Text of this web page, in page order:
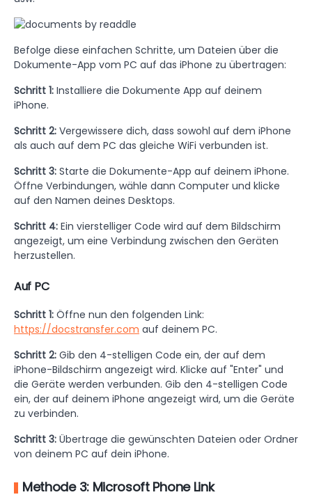
Befolge diese einfachen Schritte, um Dateien über die
Dokumente-App vom PC auf das iPhone zu übertragen:
Schritt 1: Installiere die Dokumente App auf deinem
iPhone.
Schritt 2: Vergewissere dich, dass sowohl auf dem iPhone
als auch auf dem PC das gleiche WiFi verbunden ist.
Schritt 3: Starte die Dokumente-App auf deinem iPhone.
Öffne Verbindungen, wähle dann Computer und klicke
auf den Namen deines Desktops.
Schritt 4: Ein vierstelliger Code wird auf dem Bildschirm
angezeigt, um eine Verbindung zwischen den Geräten
herzustellen.
Auf PC
Schritt 1: Öffne nun den folgenden Link:
https://docstransfer.com auf deinem PC.
Schritt 2: Gib den 4-stelligen Code ein, der auf dem
iPhone-Bildschirm angezeigt wird. Klicke auf "Enter" und
die Geräte werden verbunden. Gib den 4-stelligen Code
ein, der auf deinem iPhone angezeigt wird, um die Geräte
zu verbinden.
Schritt 3: Übertrage die gewünschten Dateien oder Ordner
von deinem PC auf dein iPhone.
Methode 3: Microsoft Phone Link